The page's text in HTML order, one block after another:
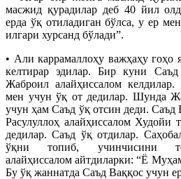
масжид қурадилар деб 40 йил
ерда ўқ отиладиган бўлса, у ер
илгари хурсанд бўлади”.
• Али каррамаллоҳу важҳаҳу гоҳо
келтирар эдилар. Бир куни
Жаброил алайҳиссалом келдилар.
мен учун ўқ от дедилар. Шунда
учун ҳам Саъд ўқ отсин деди.
Расулуллоҳ алайҳиссалом Худойи
дедилар. Саъд ўқ отдилар.
ўқни топиб, учинчисини
алайҳиссалом айтдиларки: “Ё
Бу ўқ жаннатда Саъд Ваққос учун